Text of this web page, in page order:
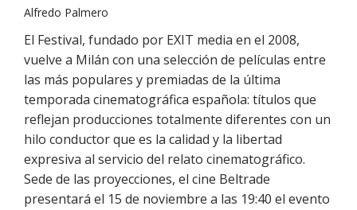
Alfredo Palmero
El Festival, fundado por EXIT media en el 2008,
vuelve a Milán con una selección de películas entre
las más populares y premiadas de la última
temporada cinematográfica española: títulos que
reflejan producciones totalmente diferentes con un
hilo conductor que es la calidad y la libertad
expresiva al servicio del relato cinematográfico.
Sede de las proyecciones, el cine Beltrade
presentará el 15 de noviembre a las 19:40 el evento